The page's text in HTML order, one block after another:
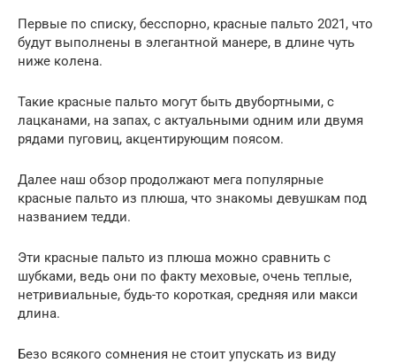
Первые по списку, бесспорно, красные пальто 2021, что
будут выполнены в элегантной манере, в длине чуть
ниже колена.
Такие красные пальто могут быть двубортными, с
лацканами, на запах, с актуальными одним или двумя
рядами пуговиц, акцентирующим поясом.
Далее наш обзор продолжают мега популярные
красные пальто из плюша, что знакомы девушкам под
названием тедди.
Эти красные пальто из плюша можно сравнить с
шубками, ведь они по факту меховые, очень теплые,
нетривиальные, будь-то короткая, средняя или макси
длина.
Безо всякого сомнения не стоит упускать из виду